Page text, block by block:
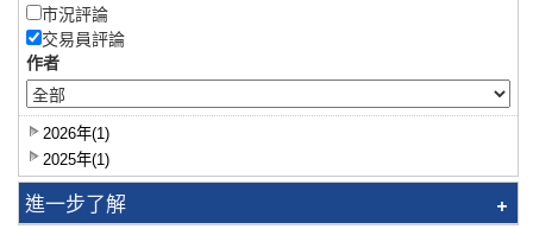
市況評論
交易員評論
作者
2026年(1)
2025年(1)
進一步了解